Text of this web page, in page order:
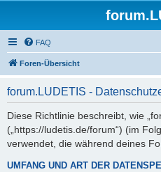
FAQ
Foren-Übersicht
forum.LUDETIS -
Diese Richtlinie beschreibt, wie
(„https://ludetis.de/forum“) (im
verwendet, die während deines
UMFANG UND ART DER